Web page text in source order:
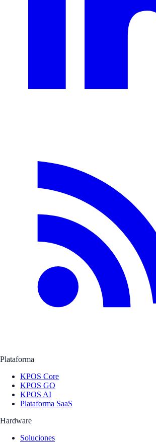
Plataforma
KPOS Core
KPOS GO
KPOS AI
Plataforma SaaS
Hardware
Soluciones